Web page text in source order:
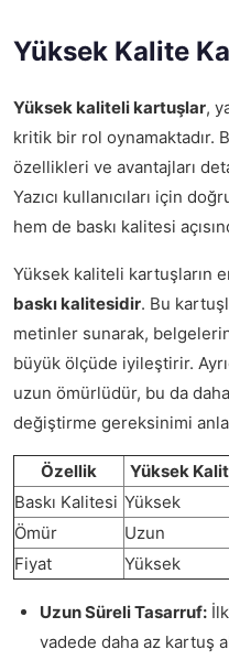
Yüksek Kalite
Yüksek kaliteli kartuşlar,
kritik bir rol oynamaktadır.
özellikleri ve avantajları
Yazıcı kullanıcıları için
hem de baskı kalitesi
Yüksek kaliteli kartuşların
baskı kalitesidir. Bu
metinler sunarak,
büyük ölçüde iyileştirir.
uzun ömürlüdür, bu da
değiştirme gereksinimi
Özellik Yüksek
Baskı Kalitesi Yüksek
Ömür
Uzun
Fiyat
Yüksek
Uzun Süreli Tasarruf:
vadede daha az kartuş